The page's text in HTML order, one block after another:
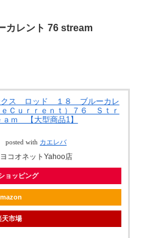
カレント 76 stream
クス ロッド １８ ブルーカレ
Ｃｕｒｒｅｎｔ）７６ Ｓｔｒ
ａｍ 【大型商品1】
posted with カエレバ
ヨコオネットYahoo店
ョッピング
天市場